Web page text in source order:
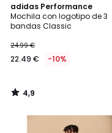
adidas Performance
Mochila con logotipo de 3
bandas Classic
24.99 €
22.49 € -10%
4,9
/ 5
4,9
/